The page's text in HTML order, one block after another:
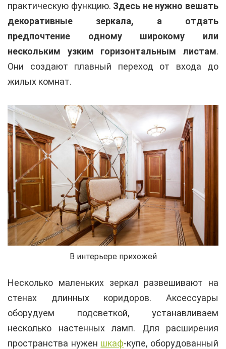
практическую функцию. Здесь не нужно вешать
декоративные зеркала, а отдать
предпочтение одному широкому или
нескольким узким горизонтальным листам.
Они создают плавный переход от входа до
жилых комнат.
В интерьере прихожей
Несколько маленьких зеркал развешивают на
стенах длинных коридоров. Аксессуары
оборудуем подсветкой, устанавливаем
несколько настенных ламп. Для расширения
пространства нужен шкаф-купе, оборудованный